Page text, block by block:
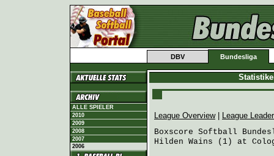
DBV Bundesliga
ALLE SPIELER
2010
2009
2008
2007
2006
League Overview|
League
Boxscore Softball
Hilden Wains (1) at